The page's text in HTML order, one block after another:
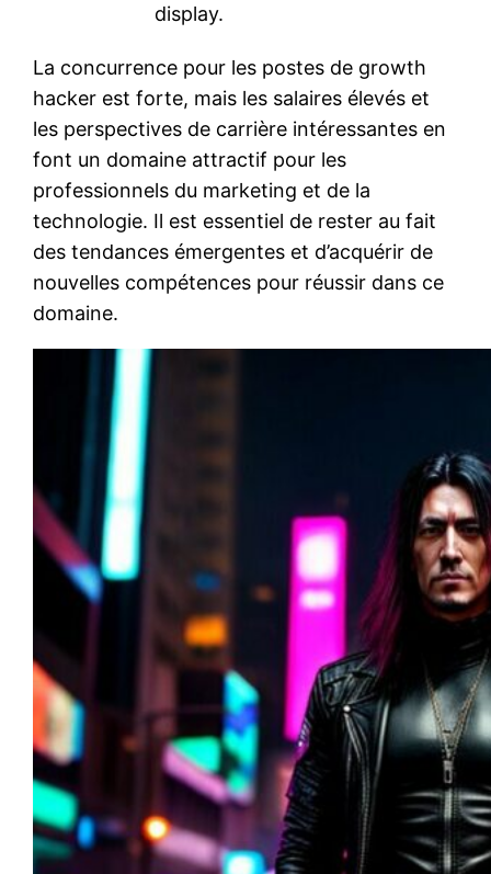
display.
La concurrence pour les postes de growth
hacker est forte, mais les salaires élevés et
les perspectives de carrière intéressantes en
font un domaine attractif pour les
professionnels du marketing et de la
technologie. Il est essentiel de rester au fait
des tendances émergentes et d’acquérir de
nouvelles compétences pour réussir dans ce
domaine.